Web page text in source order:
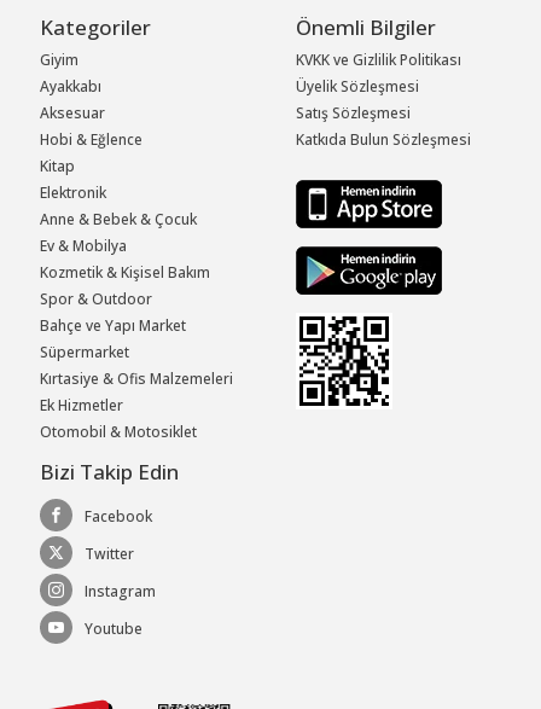
Kategoriler
Giyim
Ayakkabı
Aksesuar
Hobi & Eğlence
Kitap
Elektronik
Anne & Bebek & Çocuk
Ev & Mobilya
Kozmetik & Kişisel Bakım
Spor & Outdoor
Bahçe ve Yapı Market
Süpermarket
Kırtasiye & Ofis Malzemeleri
Ek Hizmetler
Otomobil & Motosiklet
Önemli Bilgiler
KVKK ve Gizlilik Politikası
Üyelik Sözleşmesi
Satış Sözleşmesi
Katkıda Bulun Sözleşmesi
Bizi Takip Edin
Facebook
Twitter
Instagram
Youtube